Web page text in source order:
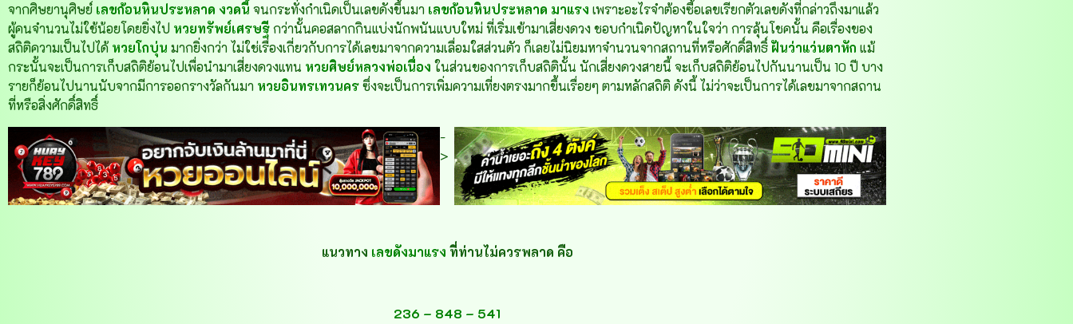
จากศิษยานุศิษย์ เลขก้อนหินประหลาด งวดนี้ จนกระทั่งกำเนิดเป็นเลขดังขึ้นมา เลขก้อนหินประหลาด มาแรง เพราะอะไรจำต้องซื้อเลขเรียกตัวเลขดังที่กล่าวถึงมาแล้ว
ผู้คนจำนวนไม่ใช้น้อยโดยยิ่งไป หวยทรัพย์เศรษฐีกว่านั้นคอสลากกินแบ่งนักพนันแบบใหม่ ที่เริ่มเข้ามาเสี่ยงดวง ชอบกำเนิดปัญหาในใจว่า การลุ้นโชคนั้น คือเรื่องของ
สถิติความเป็นไปได้ หวยโกบุ่น มากยิ่งกว่า ไม่ใช่เรื่องเกี่ยวกับการได้เลขมาจากความเลื่อมใสส่วนตัว ก็เลยไม่นิยมหาจำนวนจากสถานที่หรือศักดิ์สิทธิ์ฝันว่าแว่นตาหัก แม้
กระนั้นจะเป็นการเก็บสถิติย้อนไปเพื่อนำมาเสี่ยงดวงแทน หวยศิษย์หลวงพ่อเนื่อง ในส่วนของการเก็บสถิตินั้น นักเสี่ยงดวงสายนี้ จะเก็บสถิติย้อนไปกันนานเป็น 10 ปี บาง
รายก็ย้อนไปนานนับจากมีการออกรางวัลกันมา หวยอินทรเทวนครซึ่งจะเป็นการเพิ่มความเที่ยงตรงมากขึ้นเรื่อยๆ ตามหลักสถิติ ดังนี้ ไม่ว่าจะเป็นการได้เลขมาจากสถาน
ที่หรือสิ่งศักดิ์สิทธิ์
-
>
แนวทาง เลขดังมาแรง ที่ท่านไม่ควรพลาด คือ
236 – 848 – 541